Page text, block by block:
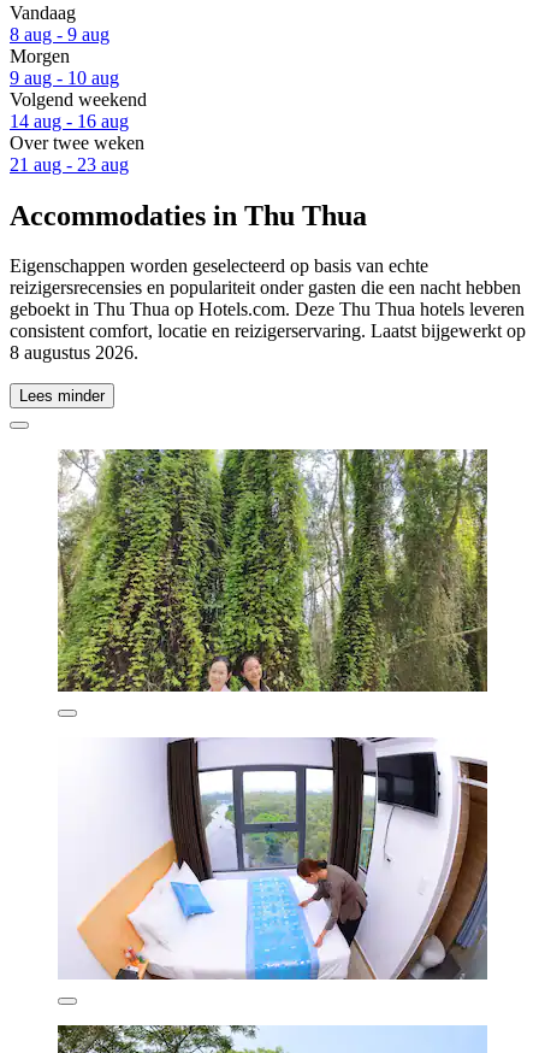
Vandaag
8 aug - 9 aug
Morgen
9 aug - 10 aug
Volgend weekend
14 aug - 16 aug
Over twee weken
21 aug - 23 aug
Accommodaties in Thu Thua
Eigenschappen worden geselecteerd op basis van echte
reizigersrecensies en populariteit onder gasten die een nacht hebben
geboekt in Thu Thua op Hotels.com. Deze Thu Thua hotels leveren
consistent comfort, locatie en reizigerservaring. Laatst bijgewerkt op
8 augustus 2026.
Lees minder